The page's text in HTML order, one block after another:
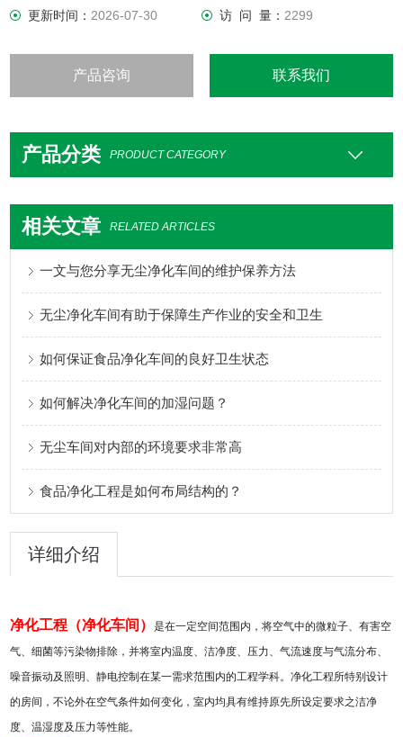
更新时间：2026-07-30 访 问 量： 2299
产品咨询 联系我们
产品分类 PRODUCT CATEGORY
相关文章 RELATED ARTICLES
一文与您分享无尘净化车间的维护保养方法
无尘净化车间有助于保障生产作业的安全和卫生
如何保证食品净化车间的良好卫生状态
如何解决净化车间的加湿问题？
无尘车间对内部的环境要求非常高
食品净化工程是如何布局结构的？
详细介绍
净化工程 （净化车间 ）是在一定空间范围内，将空气中的微粒子、有害空
气、细菌等污染物排除，并将室内温度、洁净度、压力、气流速度与气流分布、
噪音振动及照明、静电控制在某一需求范围内的工程学科。净化工程所特别设计
的房间，不论外在空气条件如何变化，室内均具有维持原先所设定要求之洁净
度、温湿度及压力等性能。